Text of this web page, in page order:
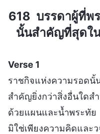
618 บรรดาผู้ที่พ
นั้นสำคัญที่สุดใ
Verse 1
ราชกิจแห่งความรอด
สำคัญยิ่งกว่าสิ่งอื่นใดส
ด้วยแผนและน้ำพระทัย
มิใช่เพียงความคิดและ